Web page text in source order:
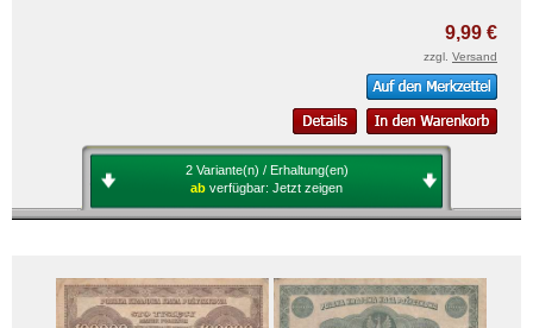
9,99 €
zzgl. Versand
2 Variante(n) / Erhaltung(en)
ab verfügbar: Jetzt zeigen